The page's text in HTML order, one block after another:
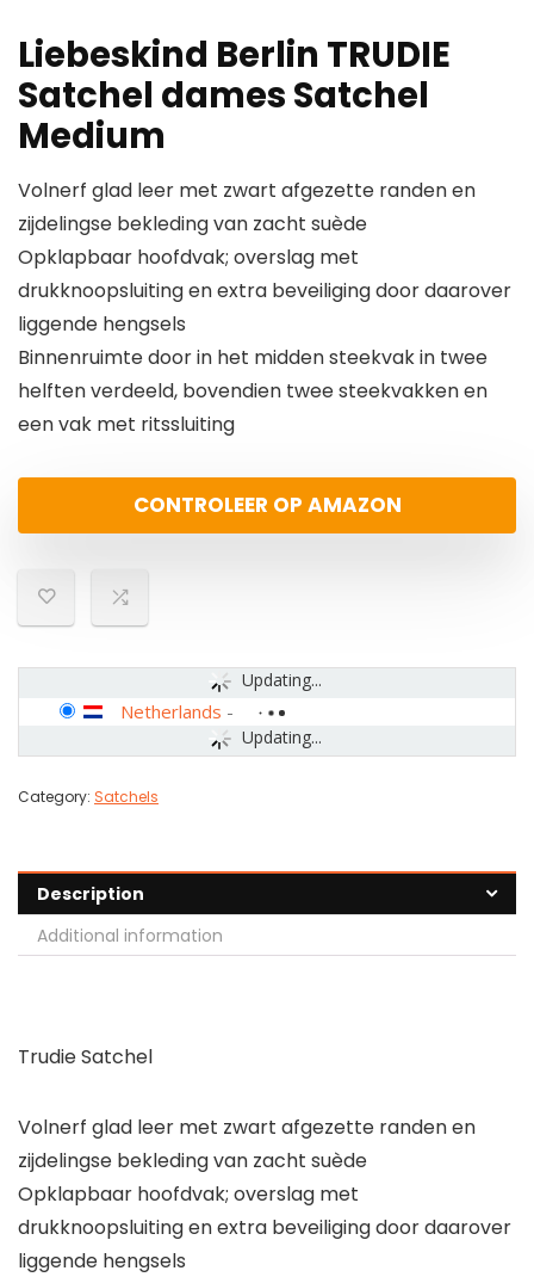
Liebeskind Berlin TRUDIE
Satchel dames Satchel
Medium
Volnerf glad leer met zwart afgezette randen en
zijdelingse bekleding van zacht suède
Opklapbaar hoofdvak; overslag met
drukknoopsluiting en extra beveiliging door daarover
liggende hengsels
Binnenruimte door in het midden steekvak in twee
helften verdeeld, bovendien twee steekvakken en
een vak met ritssluiting
CONTROLEER OP AMAZON
Updating...
Updating...
Netherlands -
Category: Satchels
Description
Additional information
Trudie Satchel
Volnerf glad leer met zwart afgezette randen en
zijdelingse bekleding van zacht suède
Opklapbaar hoofdvak; overslag met
drukknoopsluiting en extra beveiliging door daarover
liggende hengsels